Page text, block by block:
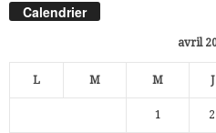
Calendrier
avril
L M M J
1 2